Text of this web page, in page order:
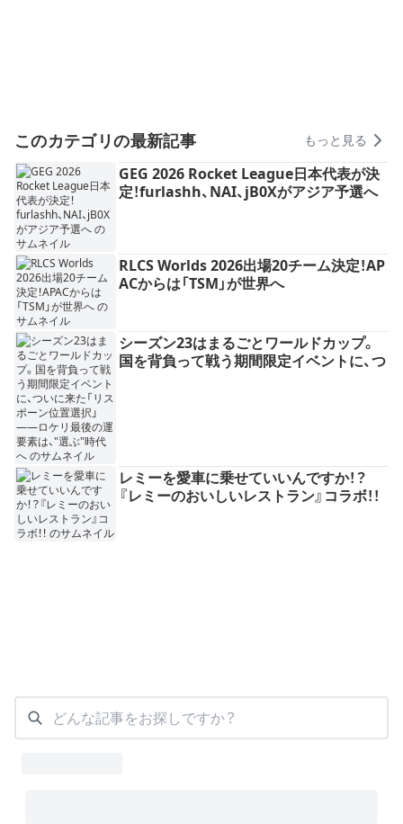
このカテゴリの最新記事 もっと見る
GEG 2026 Rocket League日本代表が決
定！furlashh、NAI、jB0Xがアジア予選へ
RLCS Worlds 2026出場20チーム決定！AP
ACからは「TSM」が世界へ
シーズン23はまるごとワールドカップ。
国を背負って戦う期間限定イベントに、つ
レミーを愛車に乗せていいんですか！？
『レミーのおいしいレストラン』コラボ！！
どんな記事をお探しですか？